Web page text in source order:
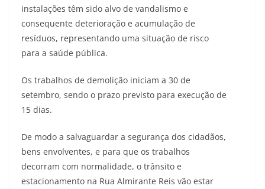
instalações têm sido alvo de vandalismo e
consequente deterioração e acumulação de
resíduos, representando uma situação de risco
para a saúde pública.
Os trabalhos de demolição iniciam a 30 de
setembro, sendo o prazo previsto para execução de
15 dias.
De modo a salvaguardar a segurança dos cidadãos,
bens envolventes, e para que os trabalhos
decorram com normalidade, o trânsito e
estacionamento na Rua Almirante Reis vão estar